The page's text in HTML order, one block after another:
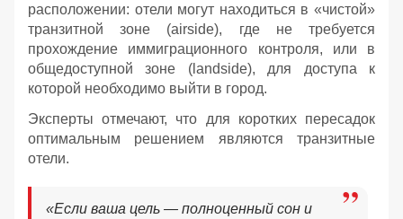
расположении: отели могут находиться в «чистой»
транзитной зоне (airside), где не требуется
прохождение иммиграционного контроля, или в
общедоступной зоне (landside), для доступа к
которой необходимо выйти в город.
Эксперты отмечают, что для коротких пересадок
оптимальным решением являются транзитные
отели.
«Если ваша цель — полноценный сон и